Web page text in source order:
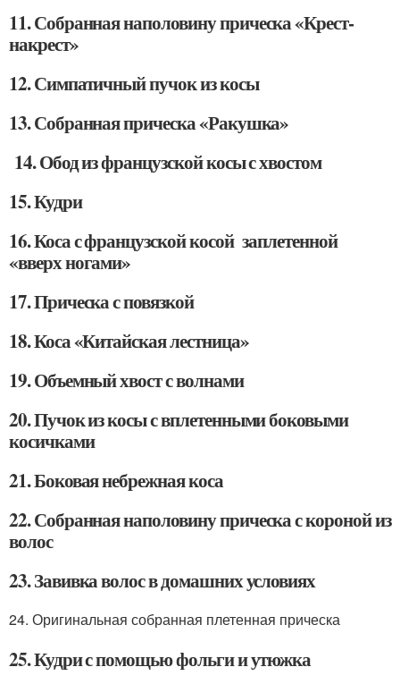
11. Собранная наполовину прическа «Крест-
накрест»
12. Симпатичный пучок из косы
13. Собранная прическа «Ракушка»
14. Обод из французской косы с хвостом
15. Кудри
16. Коса с французской косой заплетенной
«вверх ногами»
17. Прическа с повязкой
18. Коса «Китайская лестница»
19. Объемный хвост с волнами
20. Пучок из косы с вплетенными боковыми
косичками
21. Боковая небрежная коса
22. Собранная наполовину прическа с короной из
волос
23. Завивка волос в домашних условиях
24. Оригинальная собранная плетенная прическа
25. Кудри с помощью фольги и утюжка